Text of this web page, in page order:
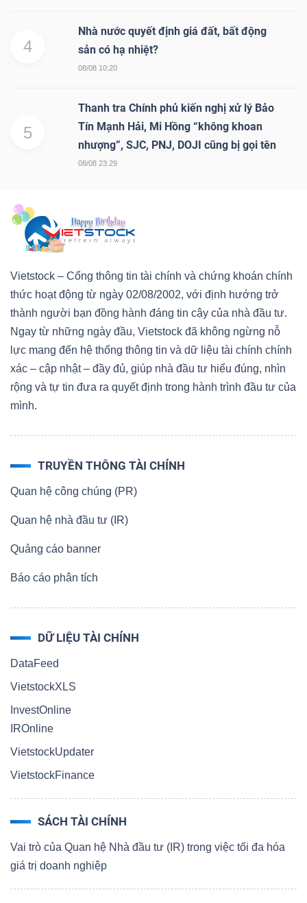
4
Nhà nước quyết định giá đất, bất động
sản có hạ nhiệt?
08/08 10:20
5
Thanh tra Chính phủ kiến nghị xử lý Bảo
Tín Mạnh Hải, Mi Hồng “không khoan
nhượng”, SJC, PNJ, DOJI cũng bị gọi tên
08/08 23:29
Vietstock – Cổng thông tin tài chính và chứng khoán chính
thức hoạt động từ ngày 02/08/2002, với định hướng trở
thành người bạn đồng hành đáng tin cậy của nhà đầu tư.
Ngay từ những ngày đầu, Vietstock đã không ngừng nỗ
lực mang đến hệ thống thông tin và dữ liệu tài chính chính
xác – cập nhật – đầy đủ, giúp nhà đầu tư hiểu đúng, nhìn
rộng và tự tin đưa ra quyết định trong hành trình đầu tư của
mình.
TRUYỀN THÔNG TÀI CHÍNH
Quan hệ công chúng (PR)
Quan hệ nhà đầu tư (IR)
Quảng cáo banner
Báo cáo phân tích
DỮ LIỆU TÀI CHÍNH
DataFeed
VietstockXLS
InvestOnline
IROnline
VietstockUpdater
VietstockFinance
SÁCH TÀI CHÍNH
Vai trò của Quan hệ Nhà đầu tư (IR) trong việc tối đa hóa
giá trị doanh nghiệp